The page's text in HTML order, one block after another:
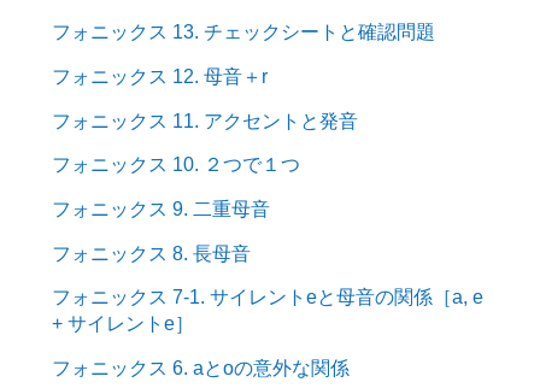
フォニックス 13. チェックシートと確認問題
フォニックス 12. 母音＋r
フォニックス 11. アクセントと発音
フォニックス 10. ２つで１つ
フォニックス 9. 二重母音
フォニックス 8. 長母音
フォニックス 7-1. サイレントeと母音の関係［a, e
+ サイレントe］
フォニックス 6. aとoの意外な関係